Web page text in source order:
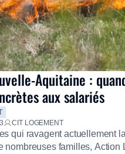
Aquitaine :
aux salariés
CIT LOGEMENT
qui ravagent actuellement
nombreuses familles, Action